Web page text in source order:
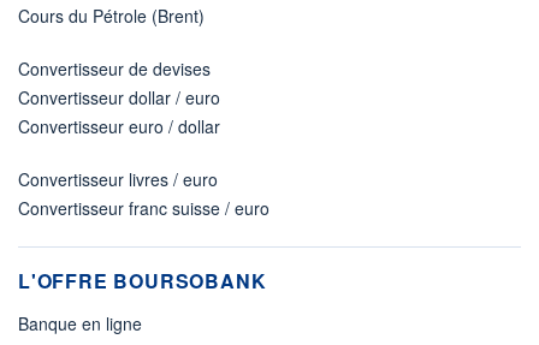
Cours du Pétrole (Brent)
Convertisseur de devises
Convertisseur dollar / euro
Convertisseur euro / dollar
Convertisseur livres / euro
Convertisseur franc suisse / euro
L'OFFRE BOURSOBANK
Banque en ligne